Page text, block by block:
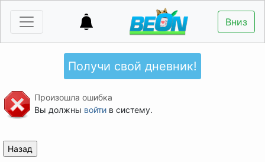
Вниз
Получи свой дневник!
Произошла ошибка
Вы должны войтив систему.